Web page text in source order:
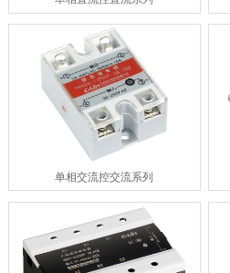
单相交流控交流系列